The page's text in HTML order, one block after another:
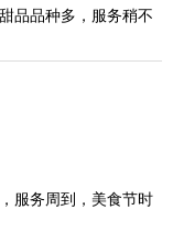
品品种多，服务稍不
服务周到，美食节时